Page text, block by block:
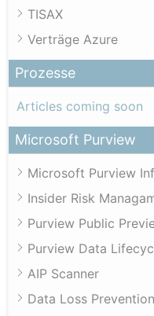
TISAX
Verträge Azure
Prozesse
Articles coming soon
Microsoft Purview
Microsoft Purview
Insider Risk
Purview Public
Purview Data
AIP Scanner
Data Loss Prevention